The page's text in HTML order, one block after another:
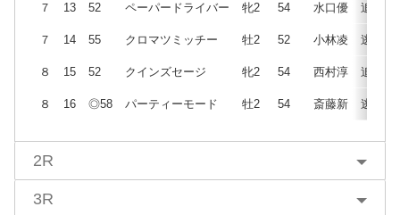
７ 13 52 ペーパードライバー 牝2 54 水口優 追
７ 14 55 クロマツミッチー 牡2 52 小林凌 逃
８ 15 52 クインズセージ 牝2 54 西村淳 追
８ 16 ◎58 パーティーモード 牡2 54 斎藤新 逃
2R
3R